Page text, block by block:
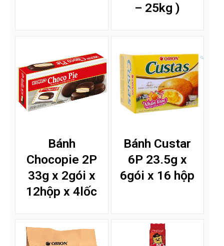
– 25kg )
Bánh
Chocopie 2P
33g x 2gói x
12hộp x 4lốc
Bánh Custar
6P 23.5g x
6gói x 16 hộp